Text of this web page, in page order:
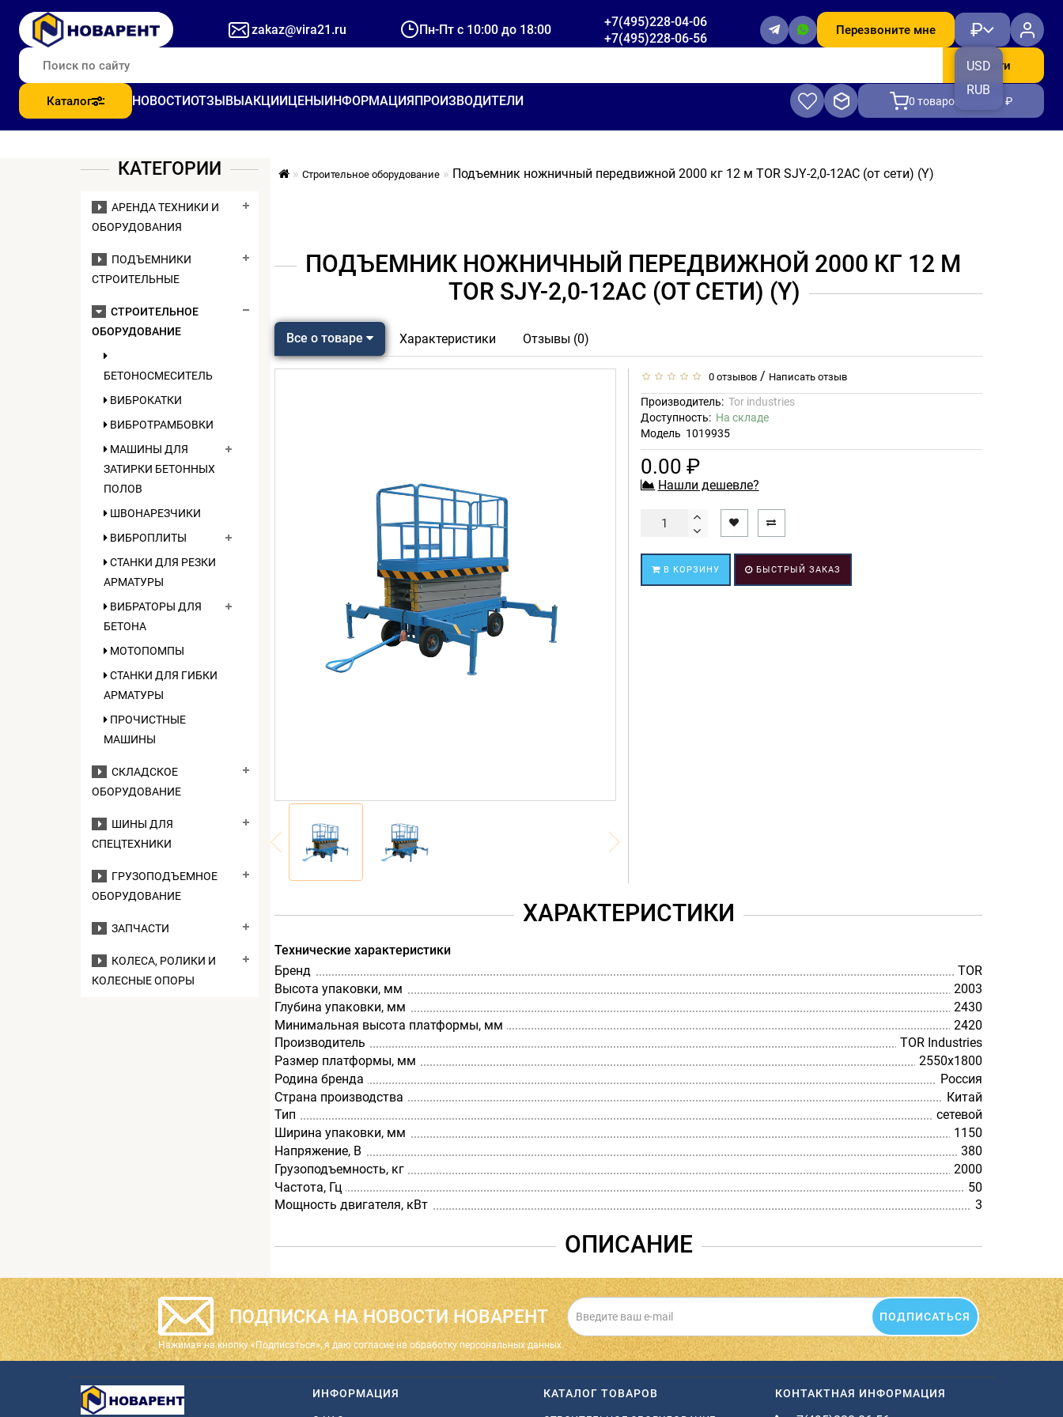
zakaz@vira21.ru Пн-Пт с 10:00 до 18:00
+7(495)228-04-06
+7(495)228-06-56
Перезвоните мне ₽
USD
RUB
Найти
Каталог НОВОСТИОТЗЫВЫАКЦИИЦЕНЫИНФОРМАЦИЯПРОИЗВОДИТЕЛИ 0 товаров, на 0.00 ₽
КАТЕГОРИИ
АРЕНДА ТЕХНИКИ И
ОБОРУДОВАНИЯ
ПОДЪЕМНИКИ
СТРОИТЕЛЬНЫЕ
СТРОИТЕЛЬНОЕ
ОБОРУДОВАНИЕ
БЕТОНОСМЕСИТЕЛЬ
ВИБРОКАТКИ
ВИБРОТРАМБОВКИ
МАШИНЫ ДЛЯ
ЗАТИРКИ БЕТОННЫХ
ПОЛОВ
ШВОНАРЕЗЧИКИ
ВИБРОПЛИТЫ
СТАНКИ ДЛЯ РЕЗКИ
АРМАТУРЫ
ВИБРАТОРЫ ДЛЯ
БЕТОНА
МОТОПОМПЫ
СТАНКИ ДЛЯ ГИБКИ
АРМАТУРЫ
ПРОЧИСТНЫЕ
МАШИНЫ
СКЛАДСКОЕ
ОБОРУДОВАНИЕ
ШИНЫ ДЛЯ
СПЕЦТЕХНИКИ
ГРУЗОПОДЪЕМНОЕ
ОБОРУДОВАНИЕ
ЗАПЧАСТИ
КОЛЕСА, РОЛИКИ И
КОЛЕСНЫЕ ОПОРЫ
Строительное оборудование Подъемник ножничный передвижной 2000 кг 12 м TOR SJY-2,0-12AC (от сети) (Y)
ПОДЪЕМНИК НОЖНИЧНЫЙ ПЕРЕДВИЖНОЙ 2000 КГ 12 М
TOR SJY-2,0-12AC (ОТ СЕТИ) (Y)
Все о товаре Характеристики Отзывы (0)
0 отзывов / Написать отзыв
Производитель: Tor industries
Доступность: На складе
Модель 1019935
0.00 ₽
Нашли дешевле?
В КОРЗИНУ БЫСТРЫЙ ЗАКАЗ
ХАРАКТЕРИСТИКИ
Технические характеристики
Бренд
TOR
Высота упаковки, мм
2003
Глубина упаковки, мм
2430
Минимальная высота платформы, мм
2420
Производитель
TOR Industries
Размер платформы, мм
2550х1800
Родина бренда
Россия
Страна производства
Китай
Тип
сетевой
Ширина упаковки, мм
1150
Напряжение, В
380
Грузоподъемность, кг
2000
Частота, Гц
50
Мощность двигателя, кВт
3
ОПИСАНИЕ
ПОДПИСКА НА НОВОСТИ НОВАРЕНТ ПОДПИСАТЬСЯ
Нажимая на кнопку «Подписаться», я даю cогласие на обработку персональных данных.
ИНФОРМАЦИЯ КАТАЛОГ ТОВАРОВ КОНТАКТНАЯ ИНФОРМАЦИЯ